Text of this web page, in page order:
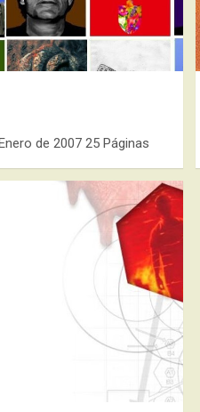
de 2007 25 Páginas